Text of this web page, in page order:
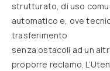
strutturato, di uso
automatico e, ove
trasferimento
senza ostacoli ad un
proporre reclamo.